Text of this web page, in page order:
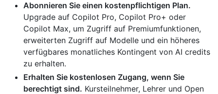
Abonnieren Sie einen kostenpflichtigen Plan.
Upgrade auf Copilot Pro, Copilot Pro+ oder
Copilot Max, um Zugriff auf Premiumfunktionen,
erweiterten Zugriff auf Modelle und ein höheres
verfügbares monatliches Kontingent von AI credits
zu erhalten.
Erhalten Sie kostenlosen Zugang, wenn Sie
berechtigt sind. Kursteilnehmer, Lehrer und Open